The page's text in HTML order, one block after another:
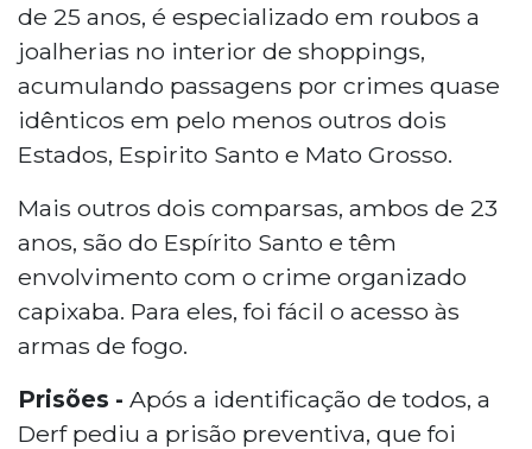
de 25 anos, é especializado em roubos a
joalherias no interior de shoppings,
acumulando passagens por crimes quase
idênticos em pelo menos outros dois
Estados, Espirito Santo e Mato Grosso.
Mais outros dois comparsas, ambos de 23
anos, são do Espírito Santo e têm
envolvimento com o crime organizado
capixaba. Para eles, foi fácil o acesso às
armas de fogo.
Prisões - Após a identificação de todos, a
Derf pediu a prisão preventiva, que foi